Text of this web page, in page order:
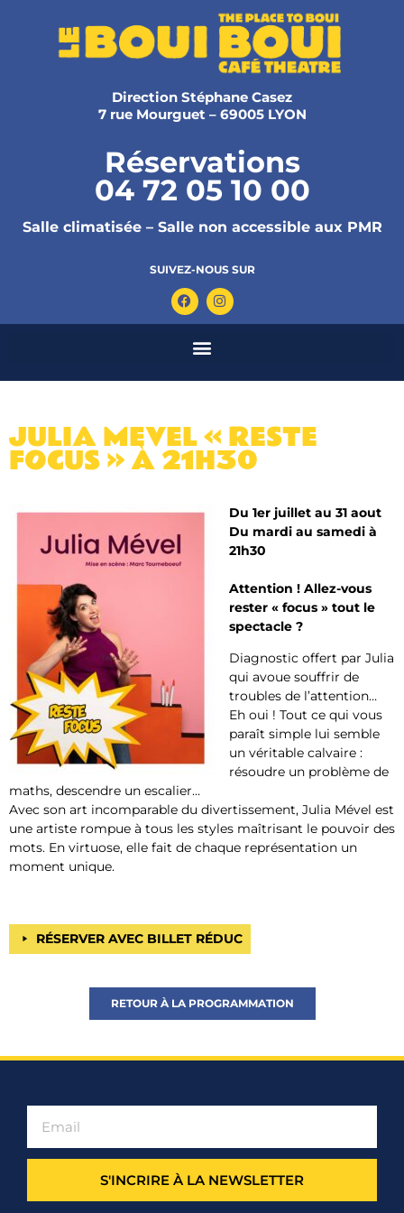
Direction Stéphane Casez
7 rue Mourguet – 69005 LYON
Réservations
04 72 05 10 00
Salle climatisée – Salle non accessible aux PMR
SUIVEZ-NOUS SUR
JULIA MEVEL « RESTE
FOCUS » À 21H30
Du 1er juillet au 31 aout
Du mardi au samedi à
21h30
Attention ! Allez-vous
rester « focus » tout le
spectacle ?
Diagnostic offert par Julia
qui avoue souffrir de
troubles de l’attention…
Eh oui ! Tout ce qui vous
paraît simple lui semble
un véritable calvaire :
résoudre un problème de
maths, descendre un escalier…
Avec son art incomparable du divertissement, Julia Mével est
une artiste rompue à tous les styles maîtrisant le pouvoir des
mots. En virtuose, elle fait de chaque représentation un
moment unique.
RÉSERVER AVEC BILLET RÉDUC
RETOUR À LA PROGRAMMATION
S'INCRIRE À LA NEWSLETTER